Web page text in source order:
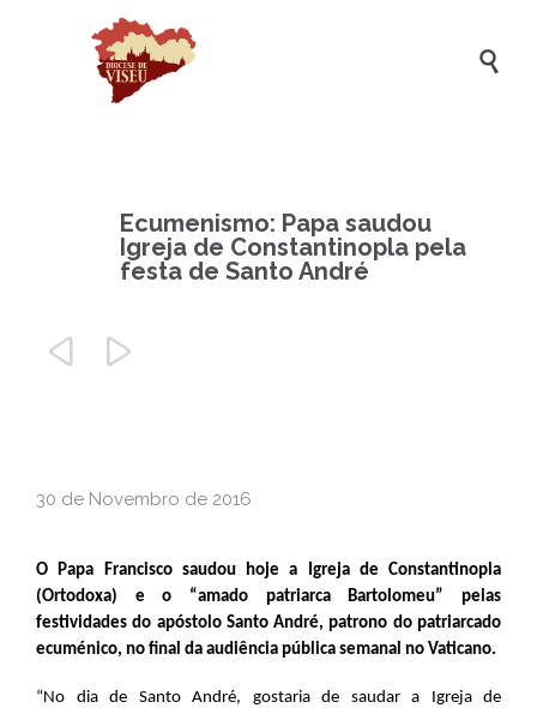

Ecumenismo: Papa saudou
Igreja de Constantinopla pela
festa de Santo André
 
30 de Novembro de 2016
O Papa Francisco saudou hoje a Igreja de Constantinopla
(Ortodoxa) e o “amado patriarca Bartolomeu” pelas
festividades do apóstolo Santo André, patrono do patriarcado
ecuménico, no final da audiência pública semanal no Vaticano.
“No dia de Santo André, gostaria de saudar a Igreja de